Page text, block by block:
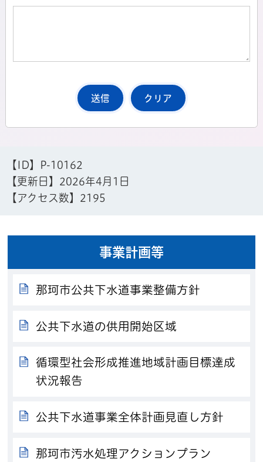
【ID】
P-10162
【更新日】 2026年4月1日
【アクセス数】 2195
事業計画等
那珂市公共下水道事業整備方針
公共下水道の供用開始区域
循環型社会形成推進地域計画目標達成
状況報告
公共下水道事業全体計画見直し方針
那珂市汚水処理アクションプラン